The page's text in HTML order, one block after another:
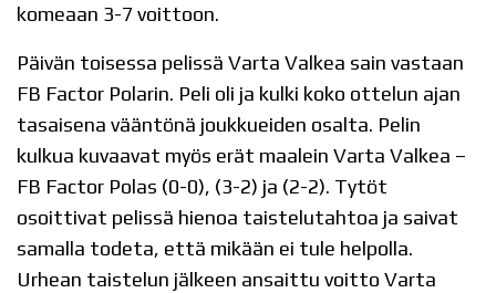
komeaan 3-7 voittoon.
Päivän toisessa pelissä Varta Valkea sain vastaan
FB Factor Polarin. Peli oli ja kulki koko ottelun ajan
tasaisena vääntönä joukkueiden osalta. Pelin
kulkua kuvaavat myös erät maalein Varta Valkea –
FB Factor Polas (0-0), (3-2) ja (2-2). Tytöt
osoittivat pelissä hienoa taistelutahtoa ja saivat
samalla todeta, että mikään ei tule helpolla.
Urhean taistelun jälkeen ansaittu voitto Varta